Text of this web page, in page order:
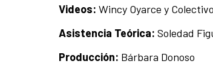
Videos: Wincy Oyarce y
Asistencia Teórica: Soledad
Producción: Bárbara Donoso